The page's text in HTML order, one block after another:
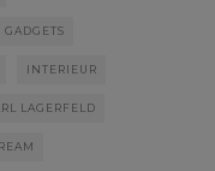
GADGETS
INTERIEUR
LAGERFELD